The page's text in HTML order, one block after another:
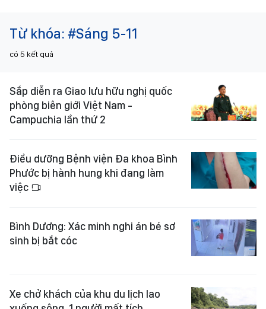
Từ khóa: #Sáng 5-11
có 5 kết quả
Sắp diễn ra Giao lưu hữu nghị quốc
phòng biên giới Việt Nam -
Campuchia lần thứ 2
Điều dưỡng Bệnh viện Đa khoa Bình
Phước bị hành hung khi đang làm
việc
Bình Dương: Xác minh nghi án bé sơ
sinh bị bắt cóc
Xe chở khách của khu du lịch lao